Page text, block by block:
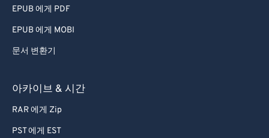
EPUB 에게 PDF
EPUB 에게 MOBI
문서 변환기
아카이브 & 시간
RAR 에게 Zip
PST 에게 EST